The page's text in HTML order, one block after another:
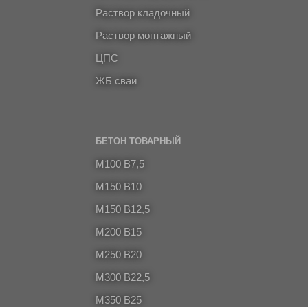
Раствор кладочный
Раствор монтажный
ЦПС
ЖБ сваи
БЕТОН ТОВАРНЫЙ
M100 B7,5
M150 B10
M150 B12,5
M200 B15
М250 В20
М300 В22,5
М350 В25